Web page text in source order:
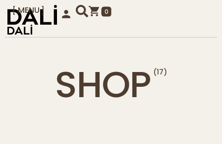
MENU
KAPAT
0
SHOP (17)